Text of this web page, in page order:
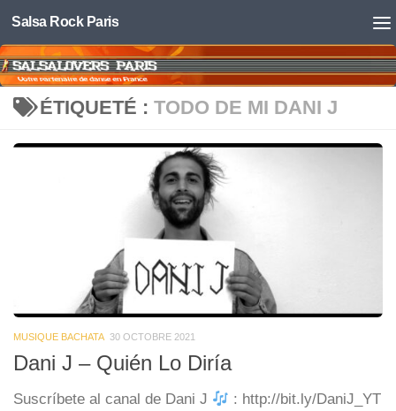
Skip to content
Salsa Rock Paris
ÉTIQUETÉ : TODO DE MI DANI J
MUSIQUE BACHATA 30 OCTOBRE 2021
Dani J – Quién Lo Diría
Suscríbete al canal de Dani J
: http://bit.ly/DaniJ_YT